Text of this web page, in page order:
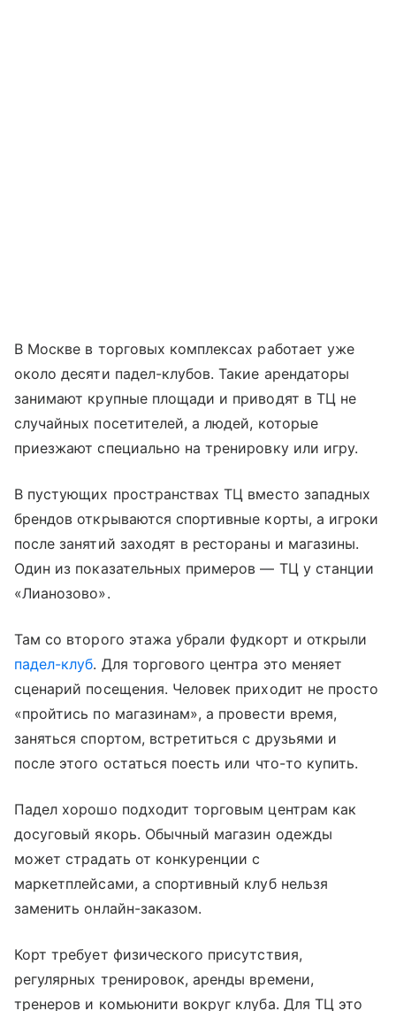
В Москве в торговых комплексах работает уже
около десяти падел-клубов. Такие арендаторы
занимают крупные площади и приводят в ТЦ не
случайных посетителей, а людей, которые
приезжают специально на тренировку или игру.
В пустующих пространствах ТЦ вместо западных
брендов открываются спортивные корты, а игроки
после занятий заходят в рестораны и магазины.
Один из показательных примеров — ТЦ у станции
«Лианозово».
Там со второго этажа убрали фудкорт и открыли
падел-клуб. Для торгового центра это меняет
сценарий посещения. Человек приходит не просто
«пройтись по магазинам», а провести время,
заняться спортом, встретиться с друзьями и
после этого остаться поесть или что-то купить.
Падел хорошо подходит торговым центрам как
досуговый якорь. Обычный магазин одежды
может страдать от конкуренции с
маркетплейсами, а спортивный клуб нельзя
заменить онлайн-заказом.
Корт требует физического присутствия,
регулярных тренировок, аренды времени,
тренеров и комьюнити вокруг клуба. Для ТЦ это